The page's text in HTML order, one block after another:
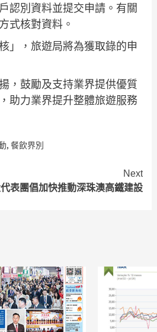
認別資料並提交申請。有關
式核對資料。
」，旅遊局將為獲取錄的申
，鼓勵及支持業界提供優質
助力業界提升整體旅遊服務
, 餐飲界別
Next
表團倡加快推動深珠澳高鐵建設